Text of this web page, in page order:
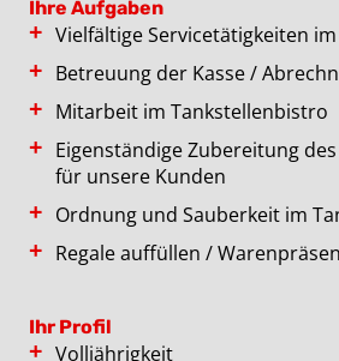
Ihre Aufgaben
Vielfältige Servicetätigkeiten
Betreuung der Kasse /
Mitarbeit im Tankstellenbistro
Eigenständige Zubereitung
für unsere Kunden
Ordnung und Sauberkeit im
Regale auffüllen /
Ihr Profil
Volljährigkeit